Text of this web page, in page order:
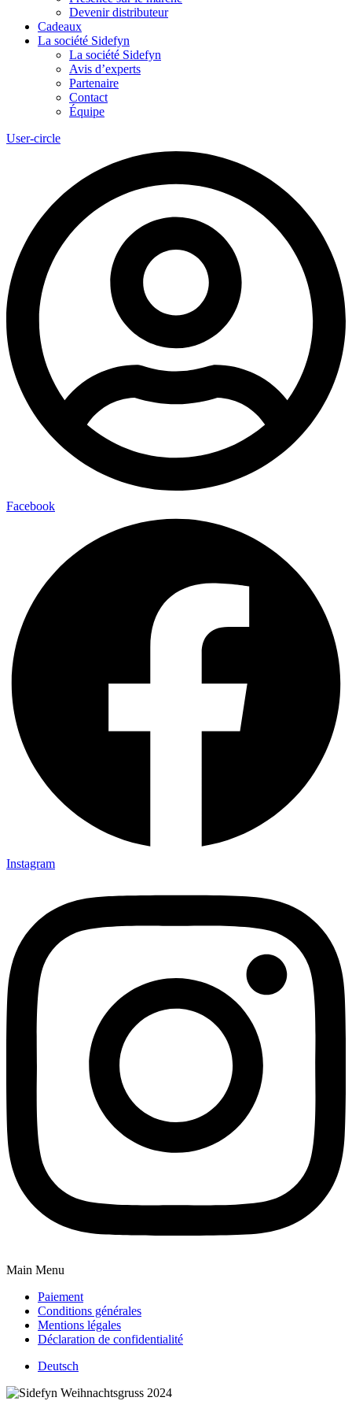
Devenir distributeur
Cadeaux
La société Sidefyn
La société Sidefyn
Avis d’experts
Partenaire
Contact
Équipe
User-circle
Facebook
Instagram
Main Menu
Paiement
Conditions générales
Mentions légales
Déclaration de confidentialité
Deutsch